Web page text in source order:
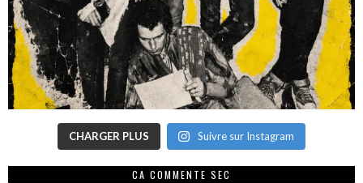
CHARGER PLUS Suivre sur Instagram
CA COMMENTE SEC